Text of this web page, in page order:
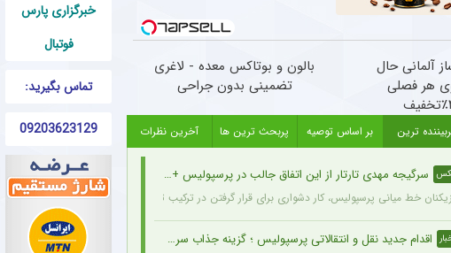
خبرگزاری پارس
فوتبال
تماس بگیرید:
09203623129
آلمانی حال
هر فصلی
بالون و بوتاکس معده - لاغری
تضمینی بدون جراحی
ترین بر اساس توصیه پربحث ترین ها آخرین نظرات
سرگیجه مهدی تارتار از این اتفاق جالب در پرسپولیس + عکس
خط میانی پرسپولیس، کار دشواری برای قرار گرفتن در ترکیب ثابت این تیم خواهند داشت.
اقدام جدید نقل و انتقالاتی پرسپولیس ؛ گزینه جذاب سرخپوش می شود؟